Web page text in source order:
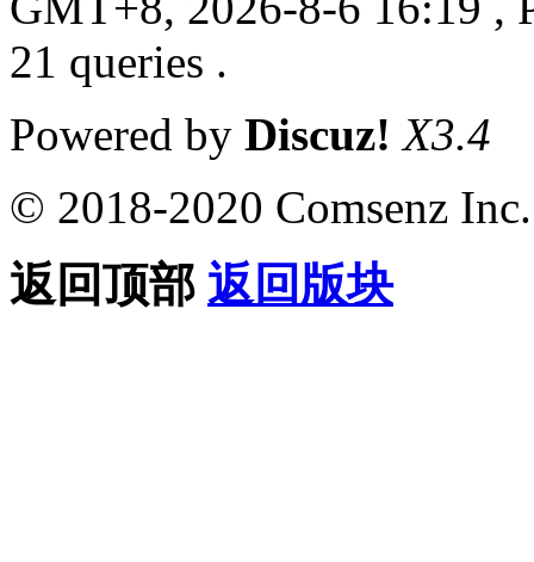
21 queries .
Powered by Discuz! X3.4
© 2018-2020 Comsenz Inc.
返回顶部 返回版块